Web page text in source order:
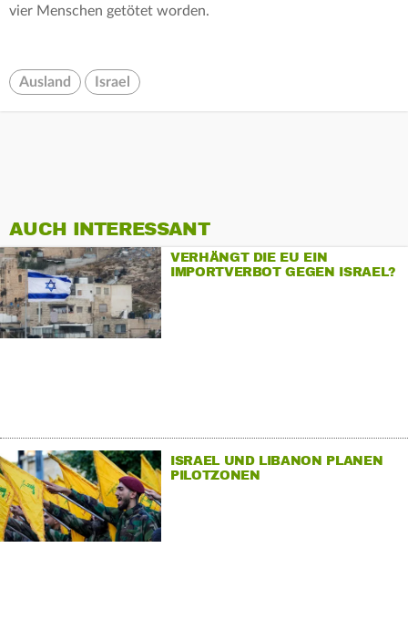
vier Menschen getötet worden.
Ausland Israel
AUCH INTERESSANT
VERHÄNGT DIE EU EIN
IMPORTVERBOT GEGEN ISRAEL?
ISRAEL UND LIBANON PLANEN
PILOTZONEN